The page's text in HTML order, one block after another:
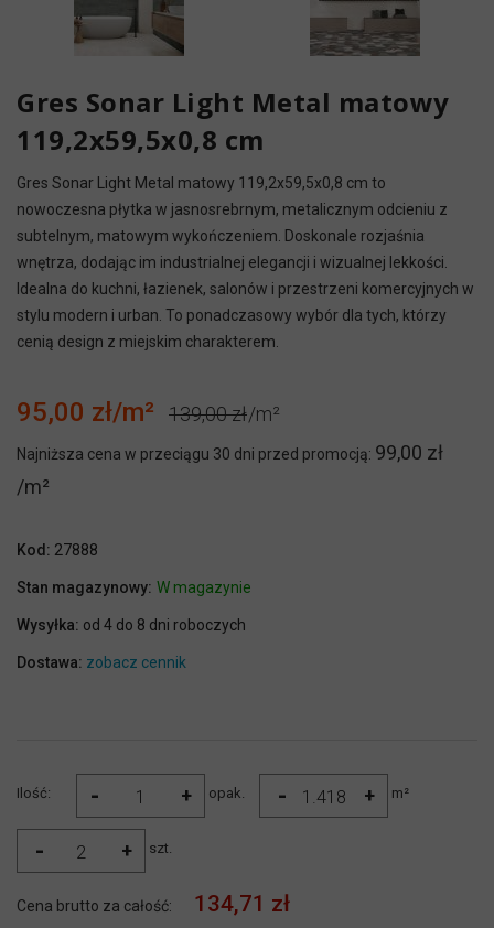
Gres Sonar Light Metal matowy
119,2x59,5x0,8 cm
Gres Sonar Light Metal matowy 119,2x59,5x0,8 cm to
nowoczesna płytka w jasnosrebrnym, metalicznym odcieniu z
subtelnym, matowym wykończeniem. Doskonale rozjaśnia
wnętrza, dodając im industrialnej elegancji i wizualnej lekkości.
Idealna do kuchni, łazienek, salonów i przestrzeni komercyjnych w
stylu modern i urban. To ponadczasowy wybór dla tych, którzy
cenią design z miejskim charakterem.
95,00 zł 139,00 zł
Najniższa cena w przeciągu 30 dni przed promocją: 99,00 zł
Kod: 27888
Stan magazynowy: W magazynie
Wysyłka: od 4 do 8 dni roboczych
Dostawa: zobacz cennik
Ilość: - + opak. - + m²
- + szt.
Cena brutto za całość: 134,71 zł